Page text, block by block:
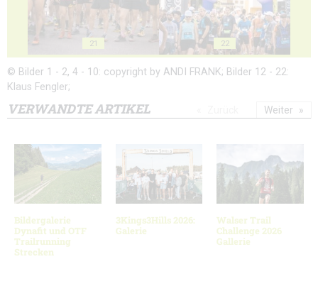
21 22
© Bilder 1 - 2, 4 - 10: copyright by ANDI FRANK; Bilder 12 - 22:
Klaus Fengler;
VERWANDTE ARTIKEL
Bildergalerie
Dynafit und OTF
Trailrunning
Strecken
3Kings3Hills 2026:
Galerie
Walser Trail
Challenge 2026
Gallerie
Weiter